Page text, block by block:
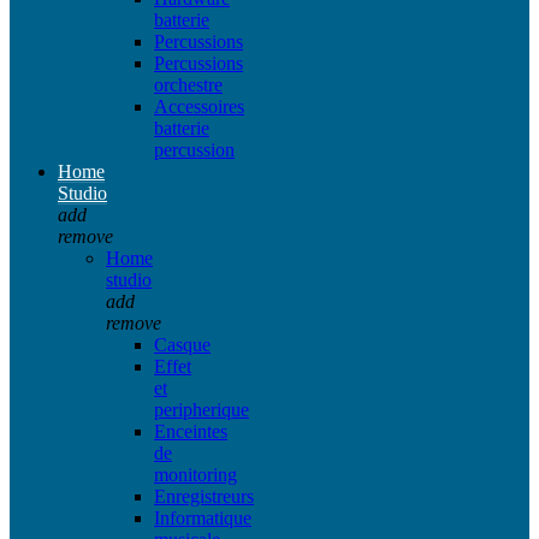
batterie
Percussions
Percussions
orchestre
Accessoires
batterie
percussion
Home
Studio
add
remove
Home
studio
add
remove
Casque
Effet
et
peripherique
Enceintes
de
monitoring
Enregistreurs
Informatique